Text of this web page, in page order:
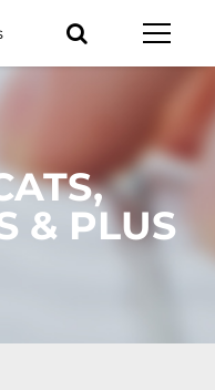
& PLUS